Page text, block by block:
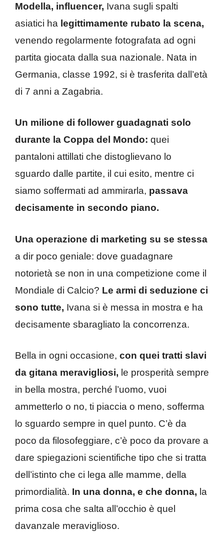
Modella, influencer, Ivana sugli spalti
asiatici ha legittimamente rubato la scena,
venendo regolarmente fotografata ad ogni
partita giocata dalla sua nazionale. Nata in
Germania, classe 1992, si è trasferita dall’età
di 7 anni a Zagabria.
Un milione di follower guadagnati solo
durante la Coppa del Mondo: quei
pantaloni attillati che distoglievano lo
sguardo dalle partite, il cui esito, mentre ci
siamo soffermati ad ammirarla, passava
decisamente in secondo piano.
Una operazione di marketing su se stessa
a dir poco geniale: dove guadagnare
notorietà se non in una competizione come il
Mondiale di Calcio? Le armi di seduzione ci
sono tutte, Ivana si è messa in mostra e ha
decisamente sbaragliato la concorrenza.
Bella in ogni occasione, con quei tratti slavi
da gitana meravigliosi, le prosperità sempre
in bella mostra, perché l’uomo, vuoi
ammetterlo o no, ti piaccia o meno, sofferma
lo sguardo sempre in quel punto. C’è da
poco da filosofeggiare, c’è poco da provare a
dare spiegazioni scientifiche tipo che si tratta
dell’istinto che ci lega alle mamme, della
primordialità. In una donna, e che donna, la
prima cosa che salta all’occhio è quel
davanzale meraviglioso.